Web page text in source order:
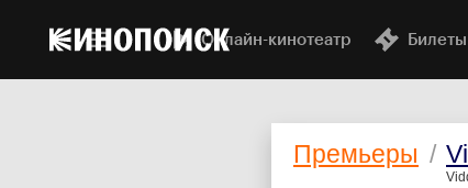
Онлайн-кинотеатр
Премьеры /